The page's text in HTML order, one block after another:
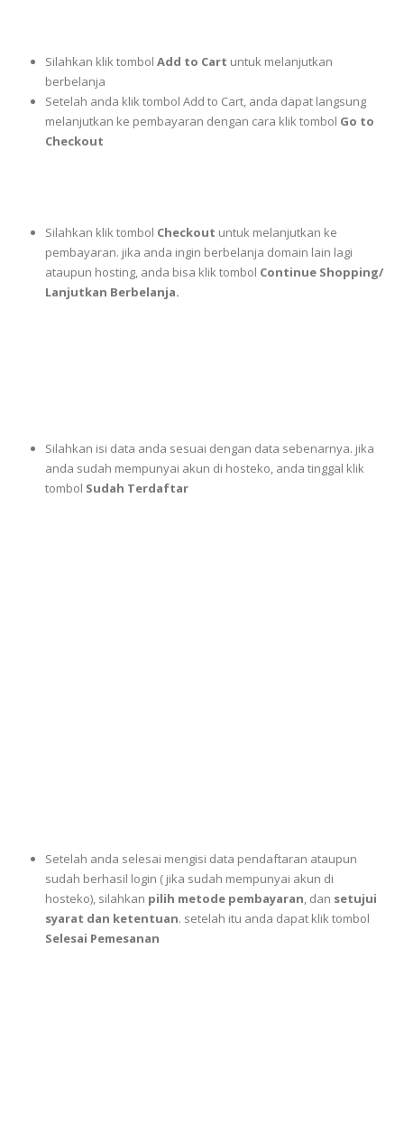
Silahkan klik tombol Add to Cart untuk melanjutkan
berbelanja
Setelah anda klik tombol Add to Cart, anda dapat langsung
melanjutkan ke pembayaran dengan cara klik tombol Go to
Checkout
Silahkan klik tombol Checkout untuk melanjutkan ke
pembayaran. jika anda ingin berbelanja domain lain lagi
ataupun hosting, anda bisa klik tombol Continue Shopping/
Lanjutkan Berbelanja.
Silahkan isi data anda sesuai dengan data sebenarnya. jika
anda sudah mempunyai akun di hosteko, anda tinggal klik
tombol Sudah Terdaftar
Setelah anda selesai mengisi data pendaftaran ataupun
sudah berhasil login ( jika sudah mempunyai akun di
hosteko), silahkan pilih metode pembayaran, dan setujui
syarat dan ketentuan. setelah itu anda dapat klik tombol
Selesai Pemesanan